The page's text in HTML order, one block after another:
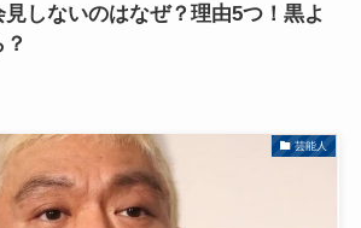
しないのはなぜ？理由5つ！黒よ
芸能人